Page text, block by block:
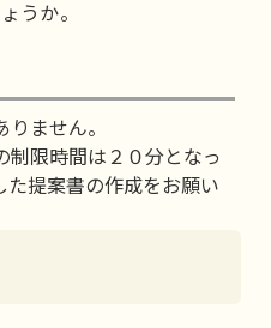
うか。
ません。
制限時間は２０分となっ
た提案書の作成をお願い